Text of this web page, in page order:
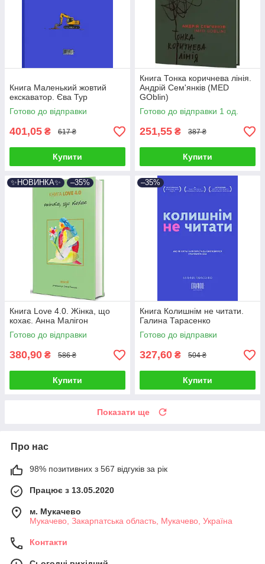
Книга Маленький жовтий
екскаватор. Єва Тур
Готово до відправки
401,05 ₴ 617 ₴
Купити
Книга Тонка коричнева лінія.
Андрій Сем'янків (MED
GOblin)
Готово до відправки 1 од.
251,55 ₴ 387 ₴
Купити
✨НОВИНКА✨ –35%
Книга Love 4.0. Жінка, що
кохає. Анна Малігон
Готово до відправки
380,90 ₴ 586 ₴
Купити
–35%
Книга Колишнім не читати.
Галина Тарасенко
Готово до відправки
327,60 ₴ 504 ₴
Купити
Показати ще
Про нас
98% позитивних з 567 відгуків за рік
Працює з 13.05.2020
м. Мукачево
Мукачево, Закарпатська область, Мукачево, Україна
Контакти